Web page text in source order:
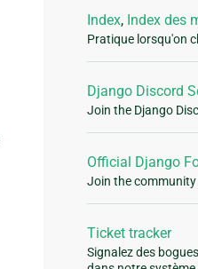
Index, Index des
Pratique lorsqu'on
Django Discord
Join the Django
Official Django
Join the
Ticket tracker
Signalez des